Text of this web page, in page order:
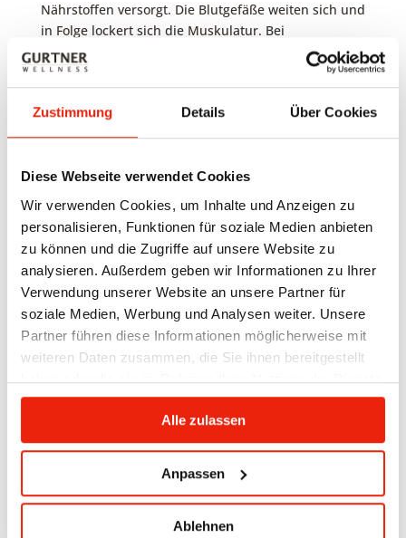
Zustimmung Details Über Cookies
Diese Webseite verwendet Cookies
Wir verwenden Cookies, um Inhalte und Anzeigen zu
personalisieren, Funktionen für soziale Medien anbieten
zu können und die Zugriffe auf unsere Website zu
analysieren. Außerdem geben wir Informationen zu Ihrer
Verwendung unserer Website an unsere Partner für
soziale Medien, Werbung und Analysen weiter. Unsere
Partner führen diese Informationen möglicherweise mit
weiteren Daten zusammen, die Sie ihnen bereitgestellt
haben oder die sie im Rahmen Ihrer Nutzung der Dienste
gesammelt haben.
Alle zulassen
Anpassen
Ablehnen
Nährstoffen versorgt. Die Blutgefäße weiten sich und
in Folge lockert sich die Muskulatur. Bei
hartnäckigen Verspannungen empfiehlt sich eine
regelmäßige Anwendung von Rotlicht, auch in
Kombination mit Massagen.
loswerden wollen, müssen Sie der Ursache auf den
falsche Haltung, die Sie dringend korrigieren
müssen um Schäden an den Wirbeln zu vermeiden.
Ihr Physiotherapeut oder Arzt des Vertrauens kann
Ihnen hier hilfreich zur Seite stehen und Ihnen auch
Übungen zeigen.
Klären Sie die Ursache der Rückenschmerzen
unbedingt ab! Nicht immer ist Wärme die beste
Lösung. Wenn Sie z.B. an Entzündungen leiden,
Ursache könnte z.B. ein Problem an den
Bandscheiben sein, ein eingeklemmter Nerv oder
die Wirbeln selbst sein.
Eine Infrarotkabine oder ein Infrarotstrahler kann
also bei Rückenschmerzen Linderung verschaffen,